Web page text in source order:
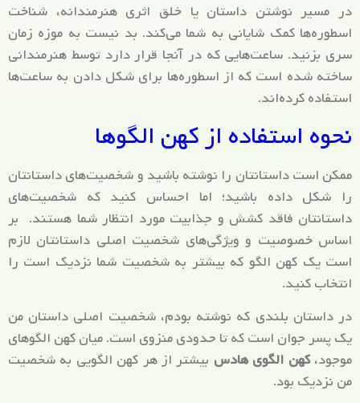
در مسیر نوشتن داستان یا خلق اثری هنرمندانه، شناخت
اسطوره‌ها کمک شایانی به شما می‌کند. بد نیست به موزه زمان
سری بزنید. ساعت‌هایی که در آنجا قرار دارد توسط هنرمندانی
ساخته شده است که از اسطوره‌ها برای شکل دادن به ساعت‌ها
استفاده کرده‌اند.
نحوه استفاده از کهن الگوها
ممکن است داستانتان را نوشته باشید و شخصیت‌های داستانتان
را شکل داده باشید؛ اما احساس کنید که شخصیت‌های
داستانتان فاقد کشش و جذابیت مورد انتظار شما هستند. بر
اساس خصوصیت و ویژگی‌های شخصیت اصلی داستانتان لازم
است یک کهن الگو که بیشتر به شخصیت شما نزدیک است را
انتخاب کنید.
در داستان بلندی که نوشته بودم، شخصیت اصلی داستان من
یک پسر جوان است که تا حدودی منزوی است. میان کهن الگوهای
موجود،کهن الگوی هادس بیشتر از هر کهن الگویی به شخصیت
من نزدیک بود.